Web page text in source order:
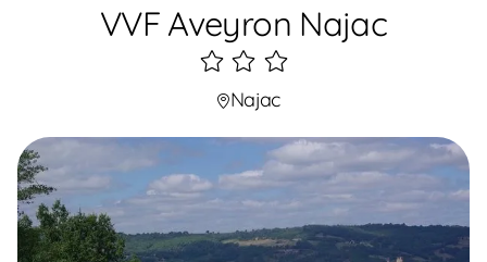
VVF Aveyron Najac
3
étoiles
Najac